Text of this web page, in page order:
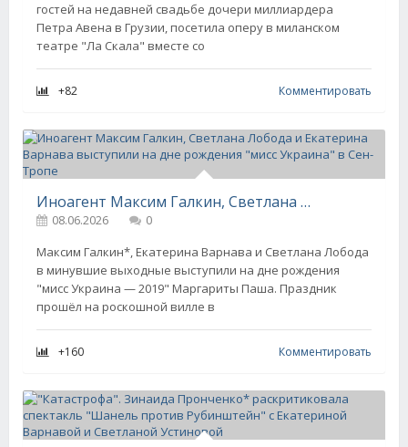
гостей на недавней свадьбе дочери миллиардера
Петра Авена в Грузии, посетила оперу в миланском
театре "Ла Скала" вместе со
+82 Комментировать
Иноагент Максим Галкин, Светлана Лобода и Екатерина Варнава выступили на дне рождения "мисс Украина" в Сен-Тропе
08.06.2026
0
Максим Галкин*, Екатерина Варнава и Светлана Лобода
в минувшие выходные выступили на дне рождения
"мисс Украина — 2019" Маргариты Паша. Праздник
прошёл на роскошной вилле в
+160 Комментировать